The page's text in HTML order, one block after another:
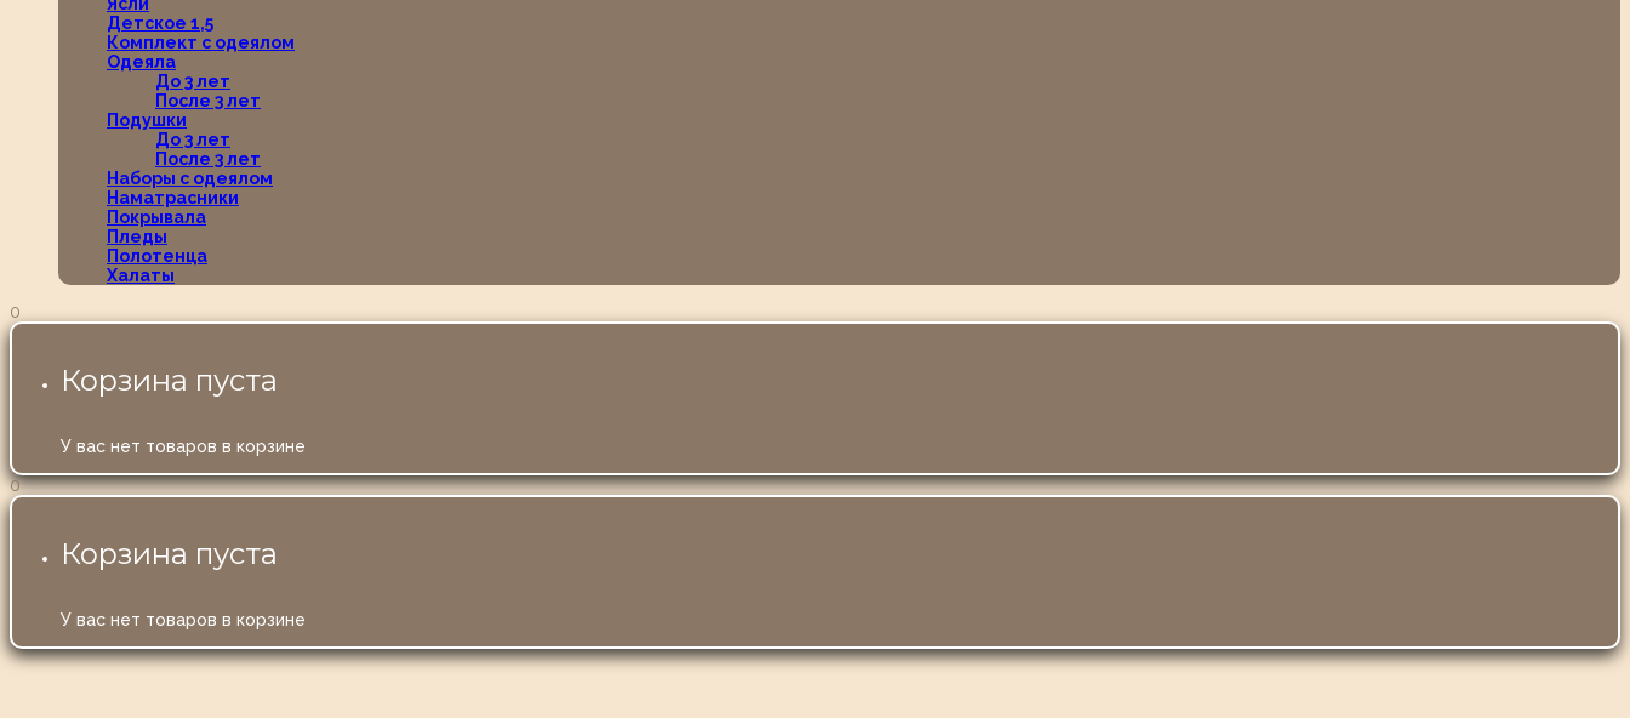
Детское 1,5
Комплект с одеялом
Одеяла
До 3 лет
После 3 лет
Подушки
До 3 лет
После 3 лет
Наборы с одеялом
Наматрасники
Покрывала
Пледы
Полотенца
Халаты
0
Корзина пуста
У вас нет товаров в корзине
0
Корзина пуста
У вас нет товаров в корзине